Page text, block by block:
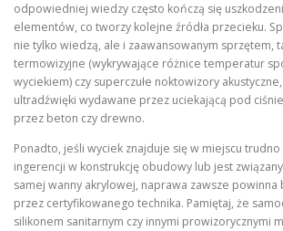
odpowiedniej wiedzy często kończą się
elementów, co tworzy kolejne źródła przecieku.
nie tylko wiedzą, ale i zaawansowanym sprzętem,
termowizyjne (wykrywające różnice temperatur
wyciekiem) czy superczułe noktowizory akustyczne,
ultradźwięki wydawane przez uciekającą pod
przez beton czy drewno.
Ponadto, jeśli wyciek znajduje się w miejscu
ingerencji w konstrukcję obudowy lub jest
samej wanny akrylowej, naprawa zawsze
przez certyfikowanego technika. Pamiętaj, że
silikonem sanitarnym czy innymi prowizorycznymi